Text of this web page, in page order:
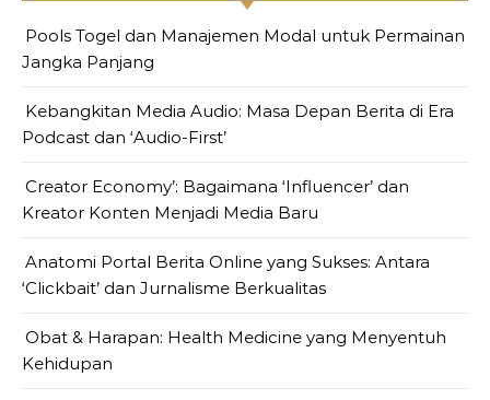
Pools Togel dan Manajemen Modal untuk Permainan
Jangka Panjang
Kebangkitan Media Audio: Masa Depan Berita di Era
Podcast dan ‘Audio-First’
Creator Economy’: Bagaimana ‘Influencer’ dan
Kreator Konten Menjadi Media Baru
Anatomi Portal Berita Online yang Sukses: Antara
‘Clickbait’ dan Jurnalisme Berkualitas
Obat & Harapan: Health Medicine yang Menyentuh
Kehidupan